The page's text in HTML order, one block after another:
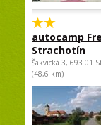
autocamp
Strachotín
Šakvická 3, 693 01
(48,6 km)